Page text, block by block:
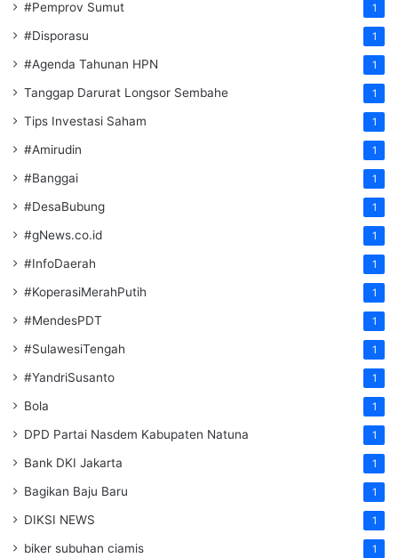
#Pemprov Sumut 1
#Disporasu 1
#Agenda Tahunan HPN 1
Tanggap Darurat Longsor Sembahe 1
Tips Investasi Saham 1
#Amirudin 1
#Banggai 1
#DesaBubung 1
#gNews.co.id 1
#InfoDaerah 1
#KoperasiMerahPutih 1
#MendesPDT 1
#SulawesiTengah 1
#YandriSusanto 1
Bola 1
DPD Partai Nasdem Kabupaten Natuna 1
Bank DKI Jakarta 1
Bagikan Baju Baru 1
DIKSI NEWS 1
biker subuhan ciamis 1